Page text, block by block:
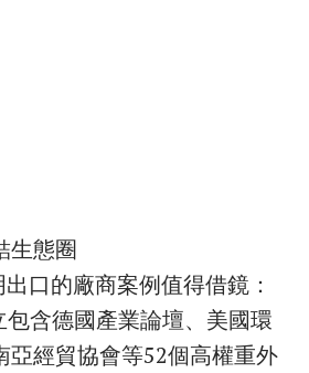
生態圈
口的廠商案例值得借鏡：
包含德國產業論壇、美國環
亞經貿協會等52個高權重外